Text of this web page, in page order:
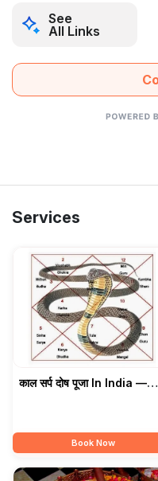
See
All Links
Services
काल सर्प दोष पूजा In India —
Book Now